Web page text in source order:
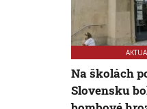
Na školách
Slovensku